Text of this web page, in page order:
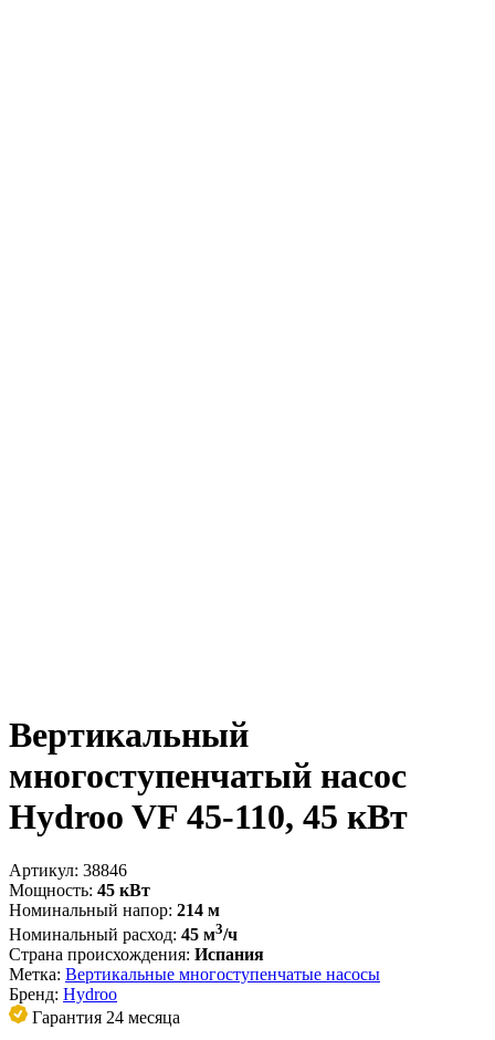
Вертикальный
многоступенчатый насос
Hydroo VF 45-110, 45 кВт
Артикул: 38846
Мощность: 45 кВт
Номинальный напор: 214 м
Номинальный расход: 45 м3/ч
Страна происхождения: Испания
Метка: Вертикальные многоступенчатые насосы
Бренд: Hydroo
Гарантия 24 месяца